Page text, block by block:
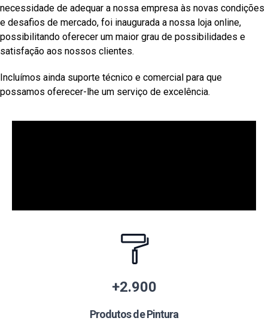
necessidade de adequar a nossa empresa às novas condições
e desafios de mercado, foi inaugurada a nossa loja online,
possibilitando oferecer um maior grau de possibilidades e
satisfação aos nossos clientes.
Incluímos ainda suporte técnico e comercial para que
possamos oferecer-lhe um serviço de excelência.
+2.900
Produtos de Pintura